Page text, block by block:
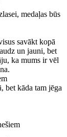
medaļas būs
savākt kopā
un jauni, bet
ka mums ir vēl
bet kāda tam jēga